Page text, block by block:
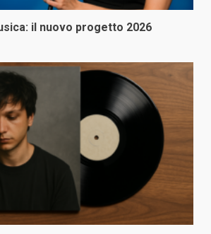
il nuovo progetto 2026